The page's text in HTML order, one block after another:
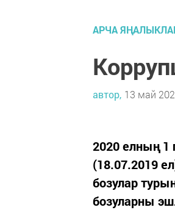
АРЧА
автор, 13 май
2020 елның 1
(18.07.2019
бозулар
бозуларны